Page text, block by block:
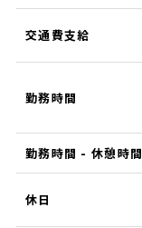
交通費支給
勤務時間
勤務時間 - 休憩時間
休日